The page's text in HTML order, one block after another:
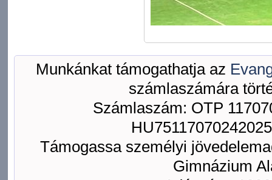
Munkánkat támogathatja az
számlaszámára
Számlaszám: OTP
Támogassa személyi
Gimnázium